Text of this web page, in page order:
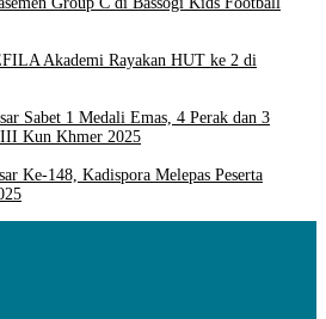
Akademi Rayakan HUT ke 2 di
Sabet 1 Medali Emas, 4 Perak dan 3
Kun Khmer 2025
Ke-148, Kadispora Melepas Peserta